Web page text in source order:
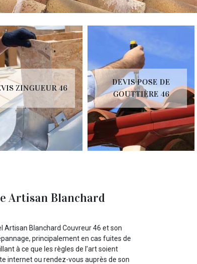
ZINGUEUR 46
DEVIS POSE DE
GOUTTIÈRE 46
Artisan Blanchard
Artisan Blanchard Couvreur 46 et son
principalement en cas fuites de
à ce que les règles de l’art soient
internet ou rendez-vous auprès de son